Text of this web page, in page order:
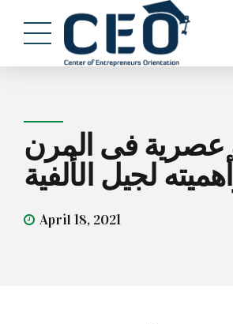
عصرية فى المرن
لجيل الألفية
April 18, 2021